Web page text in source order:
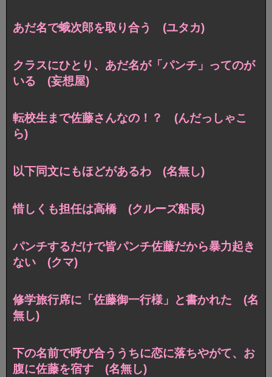
あだ名で蛾次郎を取り合う (ユタカ)
クラスにひとり、あだ名が「パンチ」ってのが
いる (妄想屋)
転校生まで佐藤さんなの！？ (んだっしゃこ
ら)
以下同文にもほどがあるわ (名無し)
惜しくも担任は高橋 (クルーズ船長)
パンチするだけで皆パンチ佐藤だから暴力起き
ない (クマ)
修学旅行席に「佐藤御一行様」と書かれた (名
無し)
下の名前で呼び合ううちに恋に落ちやがて、お
腹に佐藤を宿す (名無し)